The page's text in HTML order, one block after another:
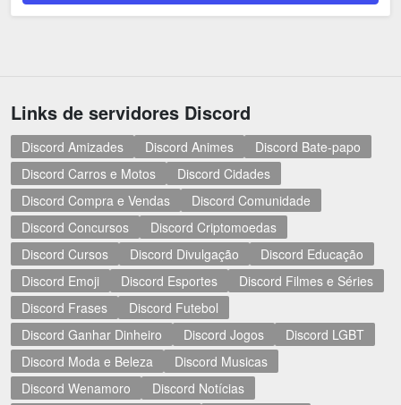
Links de servidores Discord
Discord Amizades Discord Animes
Discord Bate-papo
Discord Carros e Motos
Discord Cidades
Discord Compra e Vendas
Discord Comunidade
Discord Concursos
Discord Criptomoedas
Discord Cursos
Discord Divulgação
Discord Educação
Discord Emoji
Discord Esportes
Discord Filmes e Séries
Discord Frases
Discord Futebol
Discord Ganhar Dinheiro
Discord Jogos
Discord LGBT
Discord Moda e Beleza
Discord Musicas
Discord Wenamoro
Discord Notícias